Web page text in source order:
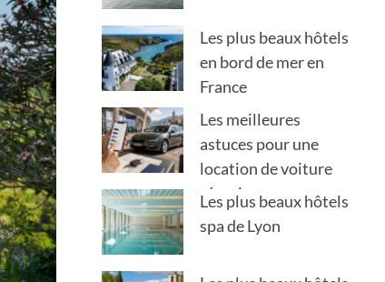
Les plus beaux hôtels
en bord de mer en
France
Les meilleures
astuces pour une
location de voiture
réussie en voyage
Les plus beaux hôtels
spa de Lyon